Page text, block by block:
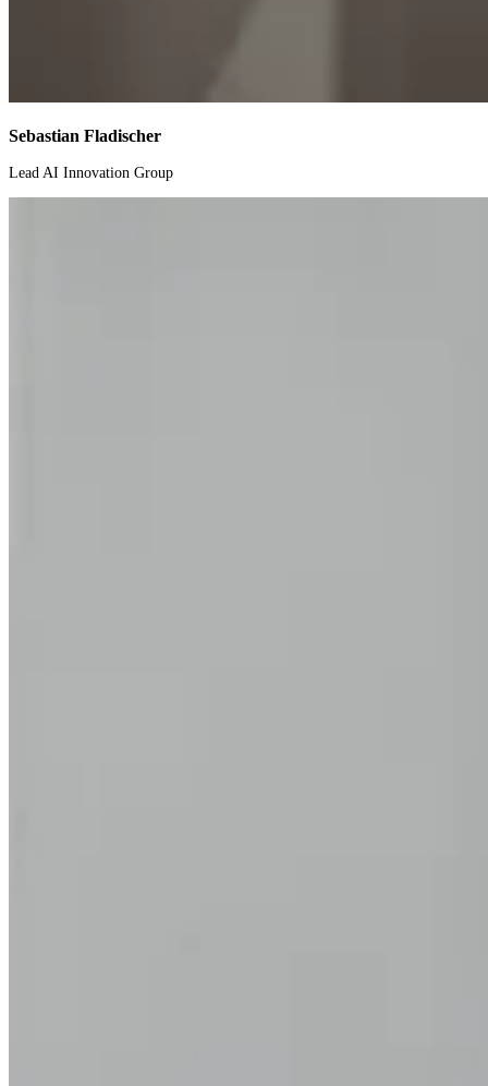
Sebastian Fladischer
Lead AI Innovation Group